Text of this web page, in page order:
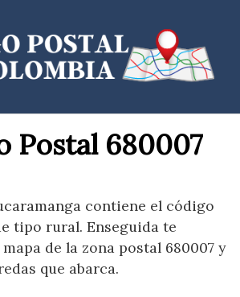
Postal 680007
contiene el código
tipo rural. Enseguida te
de la zona postal 680007 y
que abarca.